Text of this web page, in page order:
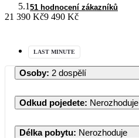
5.1 51 hodnocení zákazníků
21 390 Kč9 490 Kč
LAST MINUTE
Osoby: 2 dospělí
Odkud pojedete: Nerozhoduje
Délka pobytu: Nerozhoduje